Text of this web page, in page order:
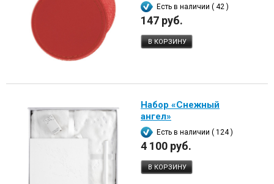
Есть в наличии ( 42 )
147 руб.
В КОРЗИНУ
Набор «Снежный
ангел»
Есть в наличии ( 124 )
4 100 руб.
В КОРЗИНУ